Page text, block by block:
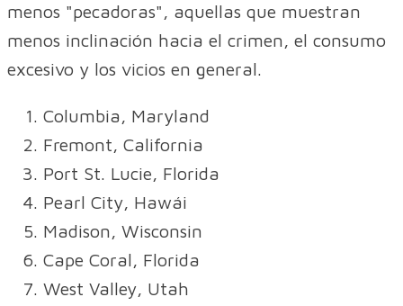
menos "pecadoras", aquellas que muestran
menos inclinación hacia el crimen, el consumo
excesivo y los vicios en general.
Columbia, Maryland
Fremont, California
Port St. Lucie, Florida
Pearl City, Hawái
Madison, Wisconsin
Cape Coral, Florida
West Valley, Utah